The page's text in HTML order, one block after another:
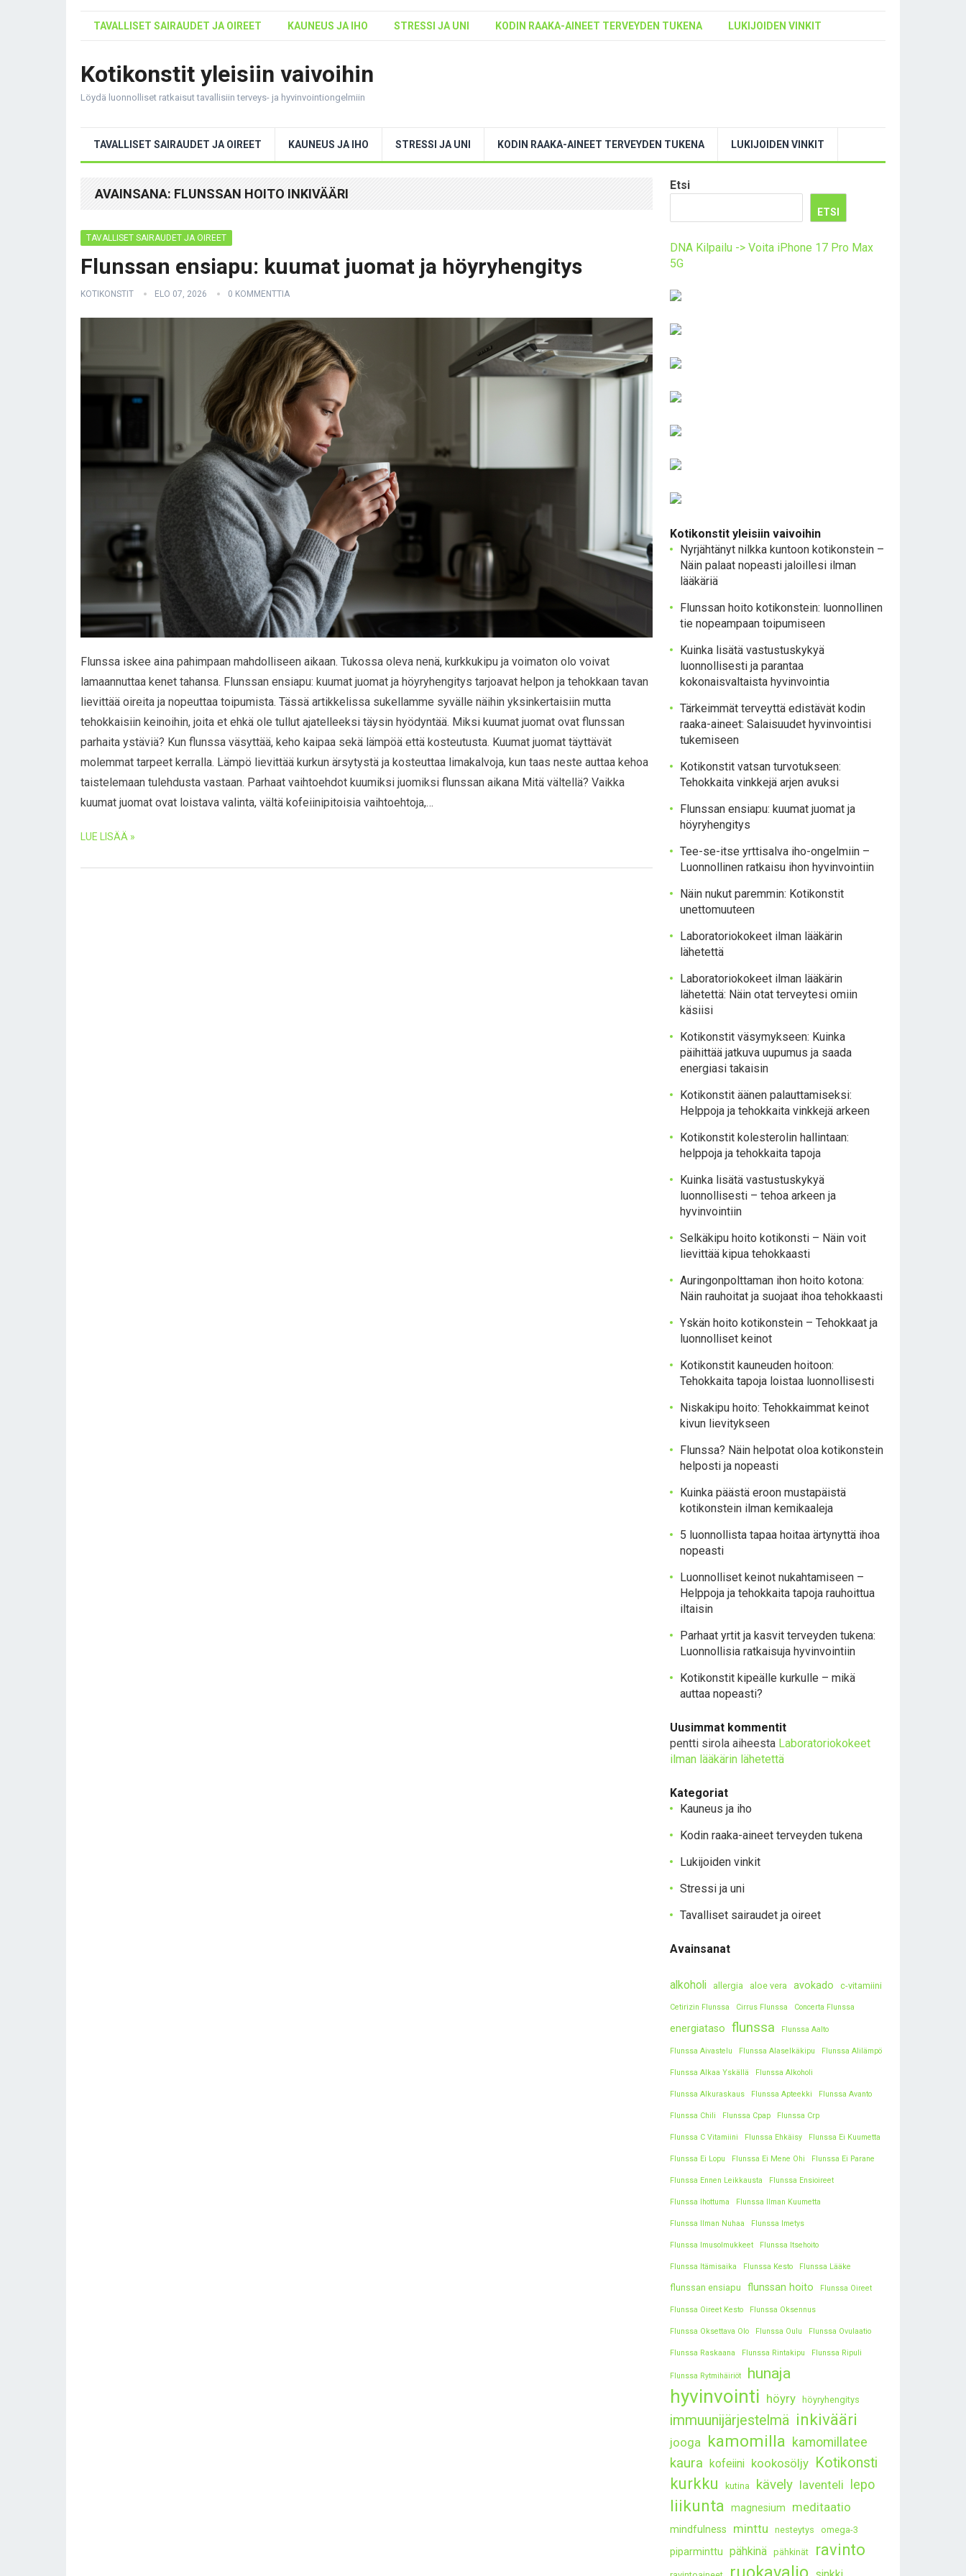
TAVALLISET SAIRAUDET JA OIREET KAUNEUS JA IHO STRESSI JA UNI KODIN RAAKA-AINEET TERVEYDEN TUKENA LUKIJOIDEN VINKIT
Kotikonstit yleisiin vaivoihin
Löydä luonnolliset ratkaisut tavallisiin terveys- ja hyvinvointiongelmiin
TAVALLISET SAIRAUDET JA OIREET KAUNEUS JA IHO STRESSI JA UNI KODIN RAAKA-AINEET TERVEYDEN TUKENA LUKIJOIDEN VINKIT
AVAINSANA: FLUNSSAN HOITO INKIVÄÄRI
TAVALLISET SAIRAUDET JA OIREET
Flunssan ensiapu: kuumat juomat ja höyryhengitys
KOTIKONSTIT ELO 07, 2026 0 KOMMENTTIA
Flunssa iskee aina pahimpaan mahdolliseen aikaan. Tukossa oleva nenä, kurkkukipu ja voimaton olo voivat
lamaannuttaa kenet tahansa. Flunssan ensiapu: kuumat juomat ja höyryhengitys tarjoavat helpon ja tehokkaan tavan
lievittää oireita ja nopeuttaa toipumista. Tässä artikkelissa sukellamme syvälle näihin yksinkertaisiin mutta
tehokkaisiin keinoihin, joita et ehkä ole tullut ajatelleeksi täysin hyödyntää. Miksi kuumat juomat ovat flunssan
parhaita ystäviä? Kun flunssa väsyttää, keho kaipaa sekä lämpöä että kosteutusta. Kuumat juomat täyttävät
molemmat tarpeet kerralla. Lämpö lievittää kurkun ärsytystä ja kosteuttaa limakalvoja, kun taas neste auttaa kehoa
taistelemaan tulehdusta vastaan. Parhaat vaihtoehdot kuumiksi juomiksi flunssan aikana Mitä vältellä? Vaikka
kuumat juomat ovat loistava valinta, vältä kofeiinipitoisia vaihtoehtoja,…
LUE LISÄÄ »
Etsi
ETSI
DNA Kilpailu -> Voita iPhone 17 Pro Max
5G
Kotikonstit yleisiin vaivoihin
Nyrjähtänyt nilkka kuntoon kotikonstein –
Näin palaat nopeasti jaloillesi ilman
lääkäriä
Flunssan hoito kotikonstein: luonnollinen
tie nopeampaan toipumiseen
Kuinka lisätä vastustuskykyä
luonnollisesti ja parantaa
kokonaisvaltaista hyvinvointia
Tärkeimmät terveyttä edistävät kodin
raaka-aineet: Salaisuudet hyvinvointisi
tukemiseen
Kotikonstit vatsan turvotukseen:
Tehokkaita vinkkejä arjen avuksi
Flunssan ensiapu: kuumat juomat ja
höyryhengitys
Tee-se-itse yrttisalva iho-ongelmiin –
Luonnollinen ratkaisu ihon hyvinvointiin
Näin nukut paremmin: Kotikonstit
unettomuuteen
Laboratoriokokeet ilman lääkärin
lähetettä
Laboratoriokokeet ilman lääkärin
lähetettä: Näin otat terveytesi omiin
käsiisi
Kotikonstit väsymykseen: Kuinka
päihittää jatkuva uupumus ja saada
energiasi takaisin
Kotikonstit äänen palauttamiseksi:
Helppoja ja tehokkaita vinkkejä arkeen
Kotikonstit kolesterolin hallintaan:
helppoja ja tehokkaita tapoja
Kuinka lisätä vastustuskykyä
luonnollisesti – tehoa arkeen ja
hyvinvointiin
Selkäkipu hoito kotikonsti – Näin voit
lievittää kipua tehokkaasti
Auringonpolttaman ihon hoito kotona:
Näin rauhoitat ja suojaat ihoa tehokkaasti
Yskän hoito kotikonstein – Tehokkaat ja
luonnolliset keinot
Kotikonstit kauneuden hoitoon:
Tehokkaita tapoja loistaa luonnollisesti
Niskakipu hoito: Tehokkaimmat keinot
kivun lievitykseen
Flunssa? Näin helpotat oloa kotikonstein
helposti ja nopeasti
Kuinka päästä eroon mustapäistä
kotikonstein ilman kemikaaleja
5 luonnollista tapaa hoitaa ärtynyttä ihoa
nopeasti
Luonnolliset keinot nukahtamiseen –
Helppoja ja tehokkaita tapoja rauhoittua
iltaisin
Parhaat yrtit ja kasvit terveyden tukena:
Luonnollisia ratkaisuja hyvinvointiin
Kotikonstit kipeälle kurkulle – mikä
auttaa nopeasti?
Uusimmat kommentit
pentti sirola aiheesta Laboratoriokokeet
ilman lääkärin lähetettä
Kategoriat
Kauneus ja iho
Kodin raaka-aineet terveyden tukena
Lukijoiden vinkit
Stressi ja uni
Tavalliset sairaudet ja oireet
Avainsanat
alkoholi allergia aloe vera avokado c-vitamiini
Cetirizin Flunssa Cirrus Flunssa Concerta Flunssa
energiataso flunssa Flunssa Aalto
Flunssa Aivastelu Flunssa Alaselkäkipu Flunssa Alilämpö
Flunssa Alkaa Yskällä Flunssa Alkoholi
Flunssa Alkuraskaus Flunssa Apteekki Flunssa Avanto
Flunssa Chili Flunssa Cpap Flunssa Crp
Flunssa C Vitamiini Flunssa Ehkäisy Flunssa Ei Kuumetta
Flunssa Ei Lopu Flunssa Ei Mene Ohi Flunssa Ei Parane
Flunssa Ennen Leikkausta Flunssa Ensioireet
Flunssa Ihottuma Flunssa Ilman Kuumetta
Flunssa Ilman Nuhaa Flunssa Imetys
Flunssa Imusolmukkeet Flunssa Itsehoito
Flunssa Itämisaika Flunssa Kesto Flunssa Lääke
flunssan ensiapu flunssan hoito Flunssa Oireet
Flunssa Oireet Kesto Flunssa Oksennus
Flunssa Oksettava Olo Flunssa Oulu Flunssa Ovulaatio
Flunssa Raskaana Flunssa Rintakipu Flunssa Ripuli
Flunssa Rytmihäiriöt hunaja
hyvinvointi höyry höyryhengitys
immuunijärjestelmä inkivääri
jooga kamomilla kamomillatee
kaura kofeiini kookosöljy Kotikonsti
kurkku kutina kävely laventeli lepo
liikunta magnesium meditaatio
mindfulness minttu nesteytys omega-3
piparminttu pähkinä pähkinät ravinto